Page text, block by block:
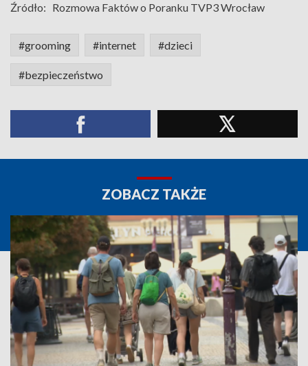
Źródło: Rozmowa Faktów o Poranku TVP3 Wrocław
#grooming #internet #dzieci
#bezpieczeństwo
ZOBACZ TAKŻE